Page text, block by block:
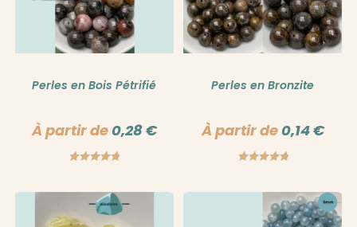
Perles en Bois Pétrifié
À partir de 0,28€
Perles en Bronzite
À partir de 0,14€